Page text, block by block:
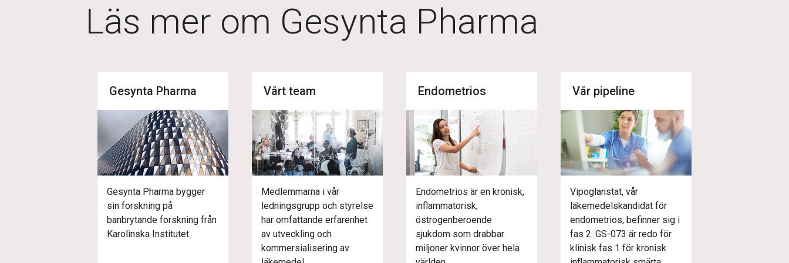
Läs mer om Gesynta Pharma
Gesynta Pharma
Gesynta Pharma bygger
sin forskning på
banbrytande forskning från
Karolinska Institutet.
Vårt team
Medlemmarna i vår
ledningsgrupp och styrelse
har omfattande erfarenhet
av utveckling och
kommersialisering av
Endometrios
Endometrios är en kronisk,
inflammatorisk,
östrogenberoende
sjukdom som drabbar
miljoner kvinnor över hela
Vår pipeline
Vipoglanstat, vår
läkemedelskandidat för
endometrios, befinner sig i
fas 2. GS-073 är redo för
klinisk fas 1 för kronisk